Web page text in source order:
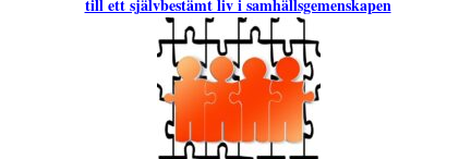
till ett självbestämt liv i samhällsgemenskapen